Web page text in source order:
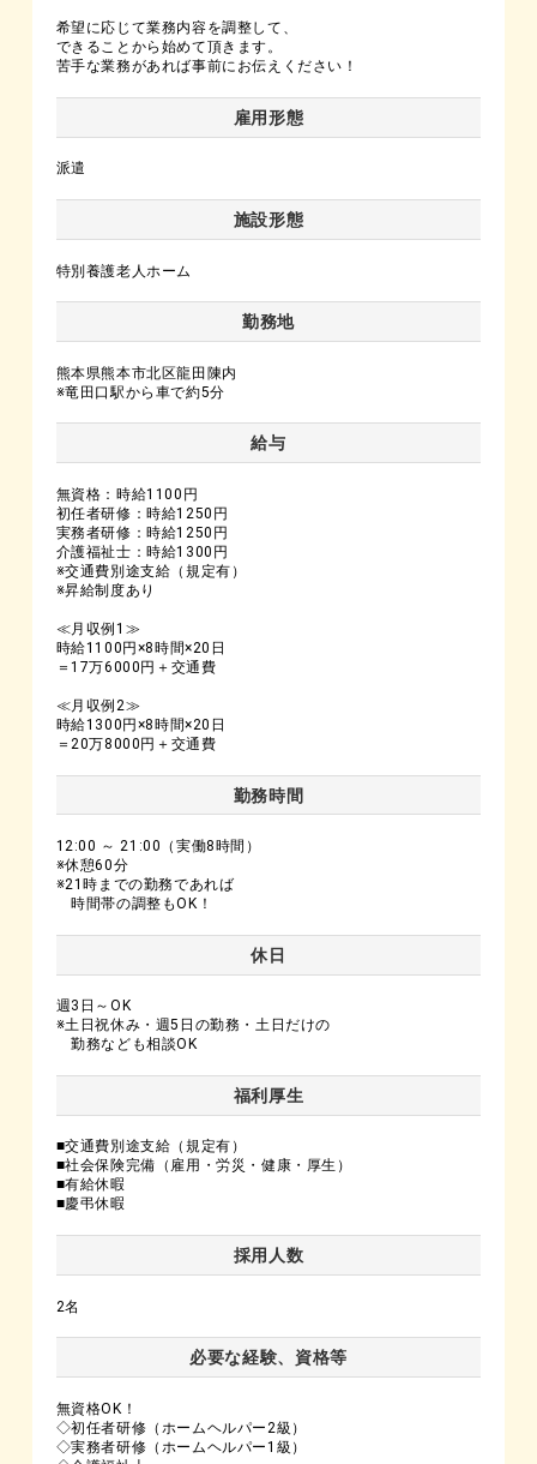
希望に応じて業務内容を調整して、
できることから始めて頂きます。
苦手な業務があれば事前にお伝えください！
雇用形態
派遣
施設形態
特別養護老人ホーム
勤務地
熊本県熊本市北区龍田陳内
※竜田口駅から車で約5分
給与
無資格：時給1100円
初任者研修：時給1250円
実務者研修：時給1250円
介護福祉士：時給1300円
※交通費別途支給（規定有）
※昇給制度あり
≪月収例1≫
時給1100円×8時間×20日
＝17万6000円＋交通費
≪月収例2≫
時給1300円×8時間×20日
＝20万8000円＋交通費
勤務時間
12:00 ～ 21:00（実働8時間）
※休憩60分
※21時までの勤務であれば
時間帯の調整もOK！
休日
週3日～OK
※土日祝休み・週5日の勤務・土日だけの
勤務なども相談OK
福利厚生
■交通費別途支給（規定有）
■社会保険完備（雇用・労災・健康・厚生）
■有給休暇
■慶弔休暇
採用人数
2名
必要な経験、資格等
無資格OK！
◇初任者研修（ホームヘルパー2級）
◇実務者研修（ホームヘルパー1級）